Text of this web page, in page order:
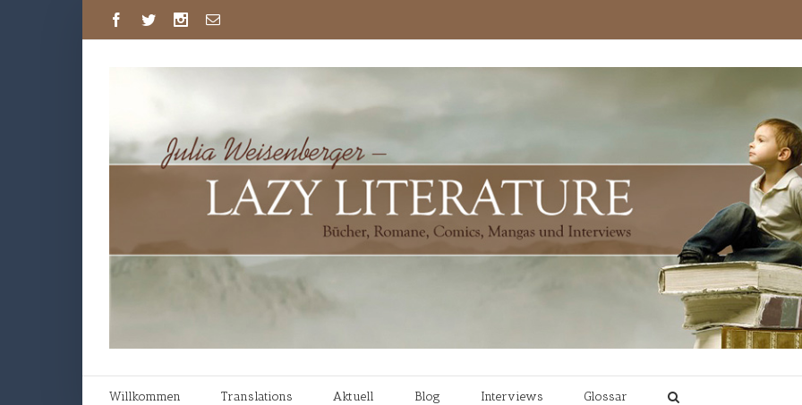
Willkommen Translations Aktuell Blog Interviews Glossar